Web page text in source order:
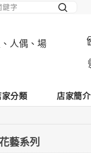
人偶、場
家分類 店家簡介
藝系列